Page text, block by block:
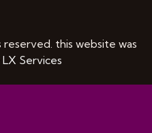
this website was
LX Services